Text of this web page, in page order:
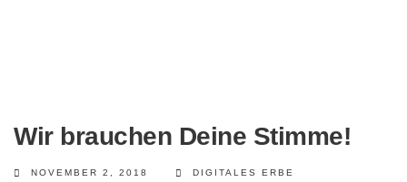
Wir brauchen Deine Stimme!
NOVEMBER 2, 2018 DIGITALES ERBE